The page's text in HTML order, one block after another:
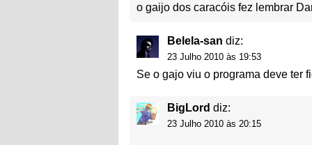
o gaijo dos caracóis fez lembrar
Belela-san diz:
23 Julho 2010 às 19:53
Se o gajo viu o programa deve ter
BigLord diz:
23 Julho 2010 às 20:15